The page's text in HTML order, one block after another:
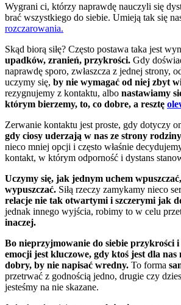
Wygrani ci, którzy naprawdę nauczyli się
brać wszystkiego do siebie. Umieją tak się
rozczarowania.
Skąd biorą siłę? Często postawa taka jest
upadków, zranień, przykrości. Gdy
naprawdę sporo, zwłaszcza z jednej strony,
uczymy się, by nie wymagać od niej zbyt
rezygnujemy z kontaktu, albo nastawiamy
którym bierzemy, to, co dobre, a resztę
Zerwanie kontaktu jest proste, gdy dotyczy
gdy ciosy uderzają w nas ze strony
nieco mniej opcji i często właśnie
kontakt, w którym odporność i dystans
Uczymy się, jak jednym uchem
wypuszczać. Siłą rzeczy zamykamy nieco
relacje nie tak otwartymi i szczerymi jak
jednak innego wyjścia, robimy to w celu
inaczej.
Bo nieprzyjmowanie do siebie przykrości
emocji jest kluczowe, gdy ktoś jest dla nas
dobry, by nie napisać wredny. To forma
przetrwać z godnością jedno, drugie czy
jesteśmy na nie skazane.